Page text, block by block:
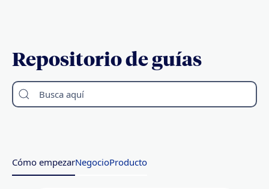
Repositorio de guías
Busca aquí
Cómo empezarNegocioProducto